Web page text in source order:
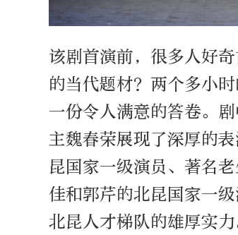
该剧首演前，很多人好
的当代题材？两个多小
一份令人满意的答卷。
主魏春荣展现了深厚的
昆国家一级演员、著名
佳和郭芹的北昆国家一
北昆人才梯队的雄厚实力